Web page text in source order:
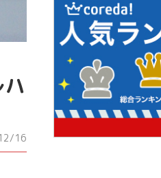
ハ
16